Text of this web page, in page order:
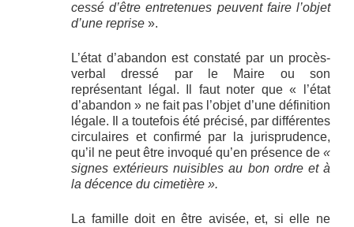
cessé d’être entretenues peuvent faire l’objet
d’une reprise ».
L’état d’abandon est constaté par un procès-
verbal dressé par le Maire ou son
représentant légal. Il faut noter que « l’état
d’abandon » ne fait pas l’objet d’une définition
légale. Il a toutefois été précisé, par différentes
circulaires et confirmé par la jurisprudence,
qu’il ne peut être invoqué qu’en présence de «
signes extérieurs nuisibles au bon ordre et à
la décence du cimetière ».
La famille doit en être avisée, et, si elle ne